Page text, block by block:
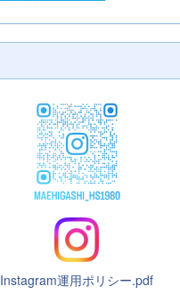
Instagram運用ポリシー.pdf